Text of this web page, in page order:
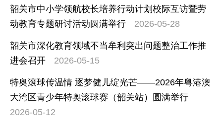
韶关市中小学领航校长培养行动计划校际互访暨劳
动教育专题研讨活动圆满举行
2026-05-28
韶关市深化教育领域不当牟利突出问题整治工作推
进会召开
2026-05-15
特奥滚球传温情 逐梦健儿绽光芒——2026年粤港澳
大湾区青少年特奥滚球赛（韶关站）圆满举行
2026-05-12